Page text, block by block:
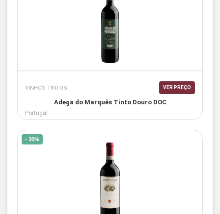
VINHOS TINTOS VER PREÇO
Adega do Marquês Tinto Douro DOC
Portugal
- 30%